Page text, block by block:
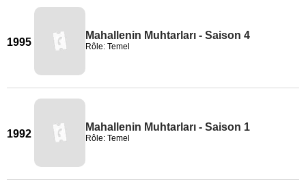
1995
Mahallenin Muhtarları - Saison 4
Rôle: Temel
1992
Mahallenin Muhtarları - Saison 1
Rôle: Temel